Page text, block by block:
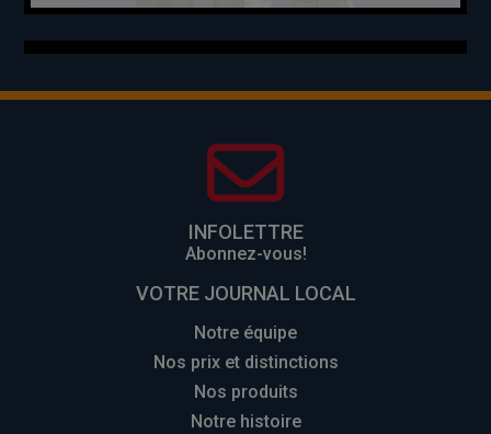
INFOLETTRE
Abonnez-vous!
VOTRE JOURNAL LOCAL
Notre équipe
Nos prix et distinctions
Nos produits
Notre histoire